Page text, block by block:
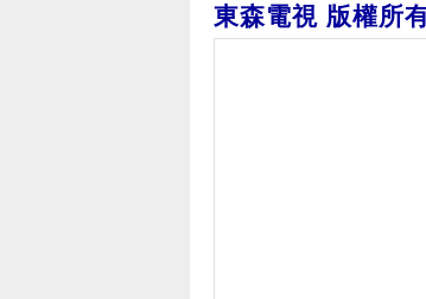
東森電視 版權所